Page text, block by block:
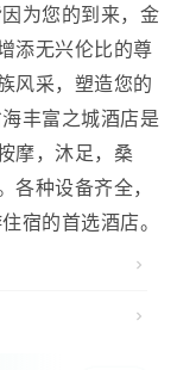
为您的到来，金
添无兴伦比的尊
风采，塑造您的
丰富之城酒店是
摩，沐足，桑
种设备齐全，
宿的首选酒店。